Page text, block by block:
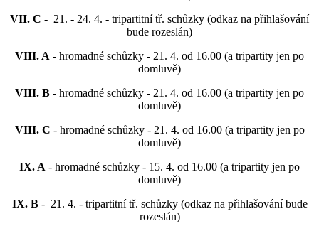
VII. C - 21. - 24. 4. - tripartitní tř. schůzky (odkaz na přihlašování
bude rozeslán)
VIII. A - hromadné schůzky - 21. 4. od 16.00 (a tripartity jen po
domluvě)
VIII. B - hromadné schůzky - 21. 4. od 16.00 (a tripartity jen po
domluvě)
VIII. C - hromadné schůzky - 21. 4. od 16.00 (a tripartity jen po
domluvě)
IX. A - hromadné schůzky - 15. 4. od 16.00 (a tripartity jen po
domluvě)
IX. B- 21. 4. - tripartitní tř. schůzky (odkaz na přihlašování bude
rozeslán)